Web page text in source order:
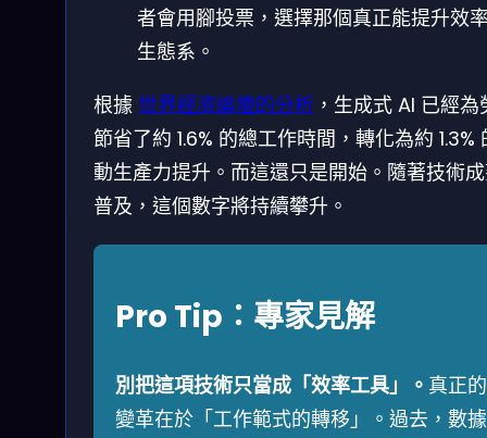
者會用腳投票，選擇那個真正能提升效
生態系。
根據 世界經濟論壇的分析 ，生成式 AI 已經為
節省了約 1.6% 的總工作時間，轉化為約 1.3%
動生產力提升。而這還只是開始。隨著技術
普及，這個數字將持續攀升。
Pro Tip：專家見解
別把這項技術只當成「效率工具」。 真正的
變革在於「工作範式的轉移」。過去，數據